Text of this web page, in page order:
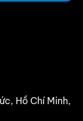
Hồ Chí Minh,